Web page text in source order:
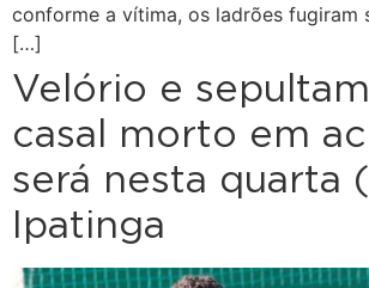
conforme a vítima, os ladrões fugiram
[…]
Velório e
casal morto em
será nesta quarta
Ipatinga